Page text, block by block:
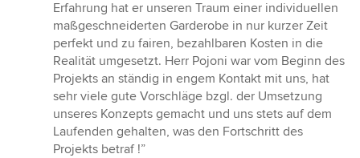
von
5
Sternen
Erfahrung hat er unseren Traum einer individuellen
maßgeschneiderten Garderobe in nur kurzer Zeit
perfekt und zu fairen, bezahlbaren Kosten in die
Realität umgesetzt. Herr Pojoni war vom Beginn des
Projekts an ständig in engem Kontakt mit uns, hat
sehr viele gute Vorschläge bzgl. der Umsetzung
unseres Konzepts gemacht und uns stets auf dem
Laufenden gehalten, was den Fortschritt des
Projekts betraf !”